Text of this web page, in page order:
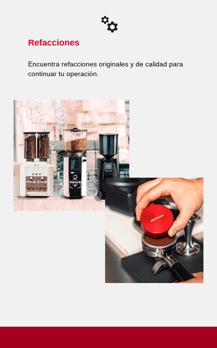
Refacciones
Encuentra refacciones originales y de calidad para
continuar tu operación.